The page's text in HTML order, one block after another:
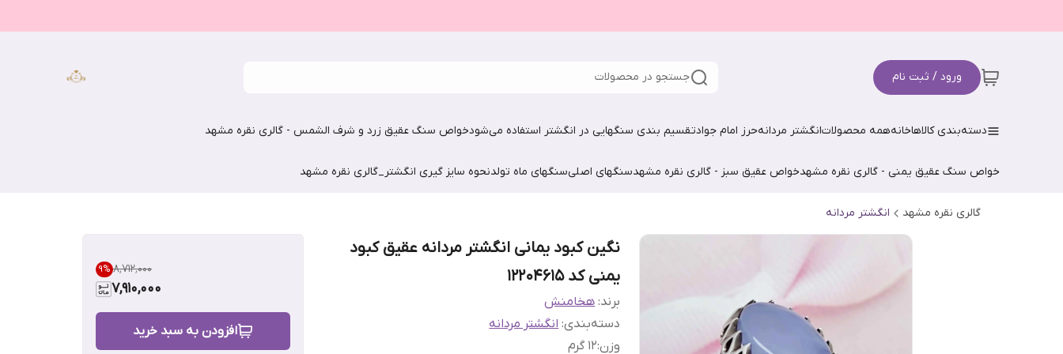
ورود / ثبت نام جستجو در محصولات
دسته‌بندی کالاهاخانههمه محصولاتانگشتر مردانهحرز امام جوادتقسیم بندی سنگهایی در انگشتر استفاده می‌شودخواص سنگ عقیق زرد و شرف الشمس - گالری نقره مشهد
خواص سنگ عقیق یمنی - گالری نقره مشهدخواص عقیق سبز - گالری نقره مشهدسنگهای اصلیسنگهای ماه تولدنحوه سایز گیری انگشتر_گالری نقره مشهد
گالری نقره مشهد انگشتر مردانه
نگین کبود یمانی انگشتر مردانه عقیق کبود
یمنی کد 12204615
برند: هخامنش
دسته‌بندی:انگشتر مردانه
وزن:12 گرم
۸٬۷۱۲٬۰۰۰ 9%
7,910,000
افزودن به سبد خرید